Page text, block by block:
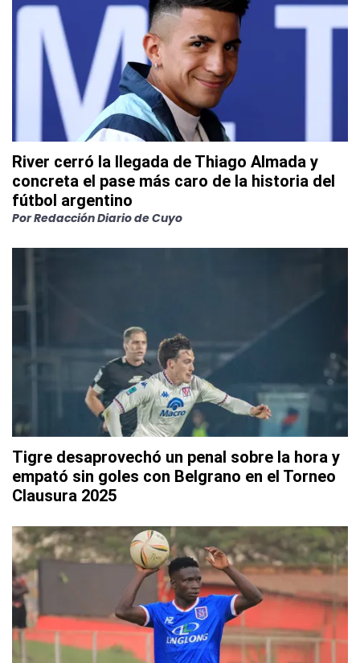
River cerró la llegada de Thiago Almada y
concreta el pase más caro de la historia del
fútbol argentino
PorRedacción Diario de Cuyo
Tigre desaprovechó un penal sobre la hora y
empató sin goles con Belgrano en el Torneo
Clausura 2025